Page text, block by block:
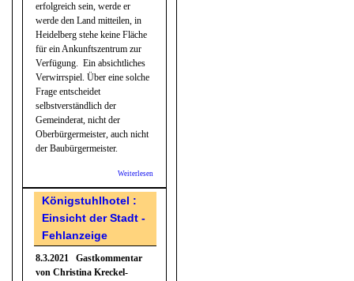
erfolgreich sein, werde er
werde den Land mitteilen, in
Heidelberg stehe keine Fläche
für ein Ankunftszentrum zur
Verfügung. Ein absichtliches
Verwirrspiel. Über eine solche
Frage entscheidet
selbstverständlich der
Gemeinderat, nicht der
Oberbürgermeister, auch nicht
der Baubürgermeister.
Weiterlesen
Königstuhlhotel :
Einsicht der Stadt -
Fehlanzeige
8.3.2021 Gastkommentar
von Christina Kreckel-